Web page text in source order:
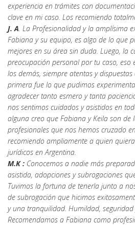
experiencia en trámites con
clave en mi caso. Los recomiendo
J. A. La Profesionalidad y la amplísima
Fabiana y su equipo, es algo de lo que
mejores en su área sin duda. Luego, la
preocupación personal por tu caso, eso
los demás, siempre atentas y
primera fue lo que pudimos
agradecer tanto esmero y tanta
nos sentimos cuidados y asistidos en
alguna creo que Fabiana y Keila son de
profesionales que nos hemos cruzado
recomiendo ampliamente a quien
jurídicos en Argentina.
M.K : Conocemos a nadie más
asistida, adopciones y subrogaciones
Tuvimos la fortuna de tenerla junto a
de subrogación que hicimos
y una tranquilidad. Humildad, seguridad
Recomendamos a Fabiana como